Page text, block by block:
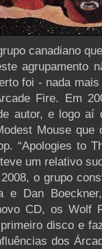
canadiano
agrupamento
foi - nada
Fire. Em
autor, e logo aí
Mouse
“Apologies to
um relativo
o grupo
e Dan
CD, os Wolf
disco e
dos